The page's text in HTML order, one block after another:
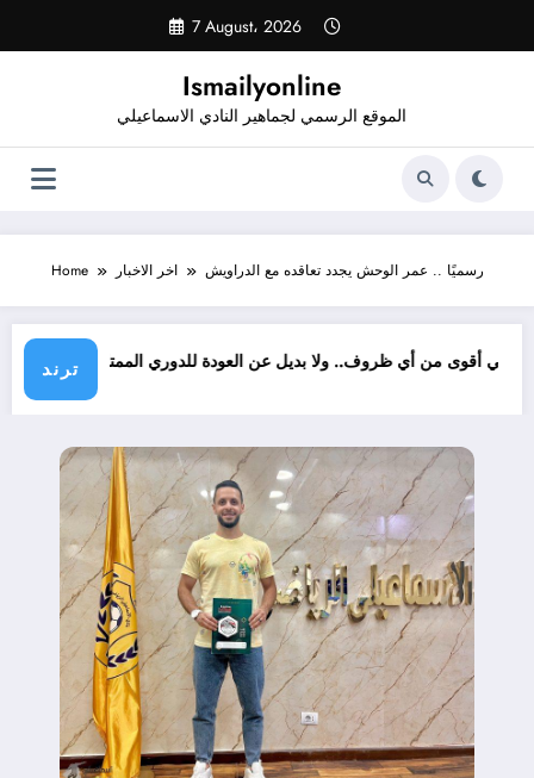
content
7 August، 2026
Ismailyonline
الموقع الرسمي لجماهير النادي الاسماعيلي
Home اخر الاخبار رسميًا .. عمر الوحش يجدد تعاقده مع الدراويش
ترند
أقوى من أي ظروف.. ولا بديل عن العودة للدوري الممتاز